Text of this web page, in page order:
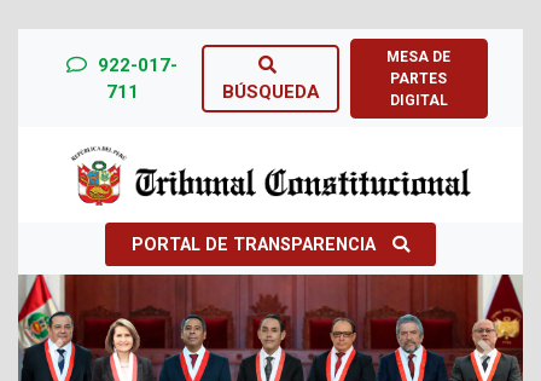
922-017-
711
BÚSQUEDA
MESA DE
PARTES
DIGITAL
PORTAL DE TRANSPARENCIA
Previous Next